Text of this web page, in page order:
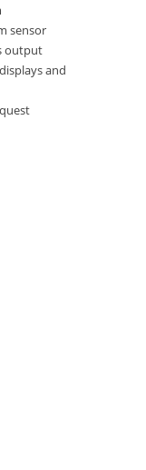
sensor
output
and